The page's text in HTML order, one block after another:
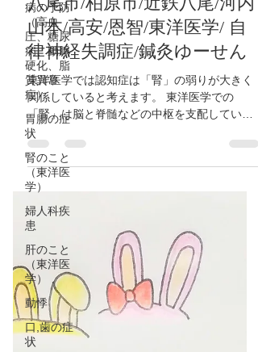
病の予防
（高血
圧、糖尿
病、動脈
硬化、脂
質異常
症）
胃腸の症
状
腎のこと
（東洋医
学）
婦人科疾
患
肝のこと
（東洋医
学）
動悸
口,歯の症
状
【認知症は「腎」の弱りが原
因です！】大阪府/東大阪市/
八尾市/柏原市/近鉄八尾/河内
山本/高安/恩智/東洋医学/ 自
律神経失調症/鍼灸ゆーせん
東洋医学では認知症は「腎」の弱りが大きく
関係していると考えます。 東洋医学での
「腎」は脳と脊髄などの中枢を支配していま
す。 (西洋医学での腎臓とは違います。) 脳の
老化をコントロールするのも「腎」が重要な
役割を果たします。...